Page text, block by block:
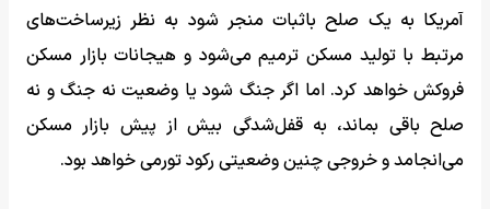
آمریکا به یک صلح باثبات منجر شود به نظر زیرساخت‌های
مرتبط با تولید مسکن ترمیم می‌شود و هیجانات بازار مسکن
فروکش خواهد کرد. اما اگر جنگ شود یا وضعیت نه جنگ و نه
صلح باقی بماند، به قفل‌شدگی بیش از پیش بازار مسکن
می‌انجامد و خروجی چنین وضعیتی رکود تورمی خواهد بود.